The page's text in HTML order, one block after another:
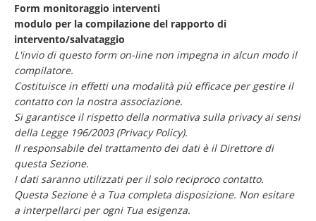
Form monitoraggio interventi
modulo per la compilazione del rapporto di
intervento/salvataggio
L'invio di questo form on-line non impegna in alcun modo il
compilatore.
Costituisce in effetti una modalità più efficace per gestire il
contatto con la nostra associazione.
Si garantisce il rispetto della normativa sulla privacy ai sensi
della Legge 196/2003 (Privacy Policy).
Il responsabile del trattamento dei dati è il Direttore di
questa Sezione.
I dati saranno utilizzati per il solo reciproco contatto.
Questa Sezione è a Tua completa disposizione. Non esitare
a interpellarci per ogni Tua esigenza.